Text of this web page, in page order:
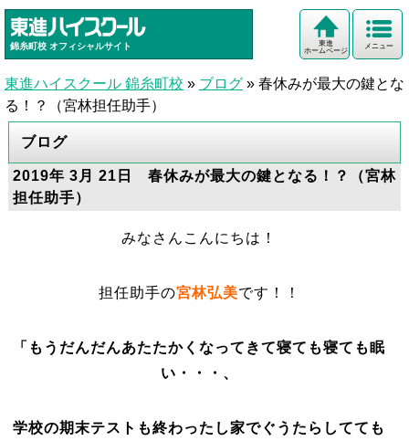
錦糸町校 オフィシャルサイト メニュー
東進
ホームページ
東進ハイスクール 錦糸町校 » ブログ » 春休みが最大の鍵とな
る！？（宮林担任助手）
ブログ
2019年 3月 21日 春休みが最大の鍵となる！？（宮林
担任助手）
みなさんこんにちは！
担任助手の宮林弘美です！！
「もうだんだんあたたかくなってきて寝ても寝ても眠
い・・・、
学校の期末テストも終わったし家でぐうたらしてても